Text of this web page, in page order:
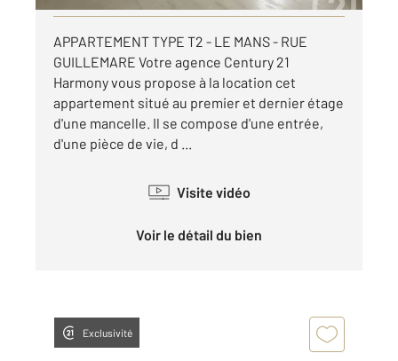
APPARTEMENT TYPE T2 - LE MANS - RUE
GUILLEMARE Votre agence Century 21
Harmony vous propose à la location cet
appartement situé au premier et dernier étage
d'une mancelle. Il se compose d'une entrée,
d'une pièce de vie, d ...
Visite vidéo
Voir le détail du bien
Exclusivité